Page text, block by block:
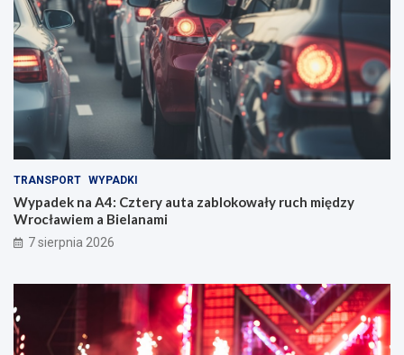
TRANSPORT WYPADKI
Wypadek na A4: Cztery auta zablokowały ruch między
Wrocławiem a Bielanami
7 sierpnia 2026